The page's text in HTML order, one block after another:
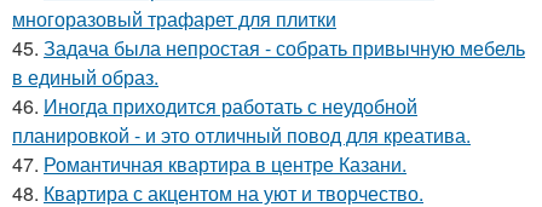
многоразовый трафарет для плитки
45. Задача была непростая - собрать привычную мебель
в единый образ.
46. Иногда приходится работать с неудобной
планировкой - и это отличный повод для креатива.
47. Романтичная квартира в центре Казани.
48. Квартира с акцентом на уют и творчество.